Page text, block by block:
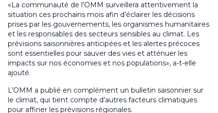
«La communauté de l’OMM surveillera attentivement la
situation ces prochains mois afin d’éclairer les décisions
prises par les gouvernements, les organismes humanitaires
et les responsables des secteurs sensibles au climat. Les
prévisions saisonnières anticipées et les alertes précoces
sont essentielles pour sauver des vies et atténuer les
impacts sur nos économies et nos populations», a-t-elle
ajouté.
L’OMM a publié en complément un bulletin saisonnier sur
le climat, qui tient compte d’autres facteurs climatiques
pour affiner les prévisions régionales.